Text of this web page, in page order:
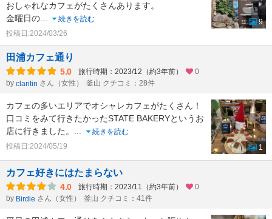
おしゃれなカフェがたくさんあります。
金曜日の
続きを読む
投稿日:2024/03/26
9
田浦カフェ通り
5.0 旅行時期：2023/12（約3年前）
0
by claritin さん（女性） 釜山 クチコミ：28件
カフェの多いエリアでオシャレカフェがたくさん！
口コミをみて行きたかったSTATE BAKERYというお
店に行きました。
続きを読む
投稿日:2024/05/19
1
カフェ好きにはたまらない
4.0 旅行時期：2023/11（約3年前）
0
by Birdie さん（女性） 釜山 クチコミ：41件